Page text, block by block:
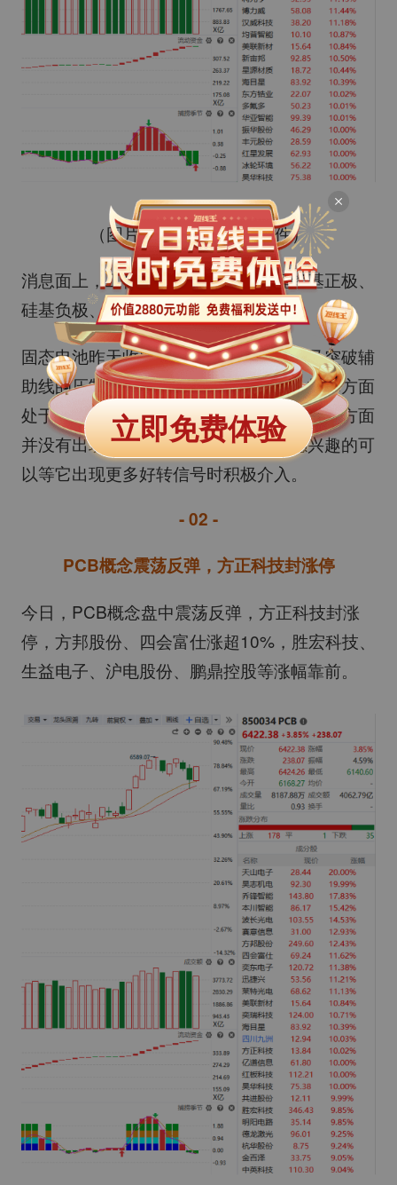
（图片来源：经传多赢软件）
消息面上，工信部表示，将加大富锂锰基正极、
硅基负极、固态电解质等材料攻关。
固态电池昨天收出金针探底形态，今天又突破辅
助线的压制，捕捞季节收出金叉状态，指标方面
处于弱转强初期阶段，但流动资金跟成交额方面
并没有出现明显转好迹象，对该板块感兴趣的可
以等它出现更多好转信号时积极介入。
- 02 -
PCB概念震荡反弹，方正科技封涨停
今日，PCB概念盘中震荡反弹，方正科技封涨
停，方邦股份、四会富仕涨超10%，胜宏科技、
生益电子、沪电股份、鹏鼎控股等涨幅靠前。
立即免费体验